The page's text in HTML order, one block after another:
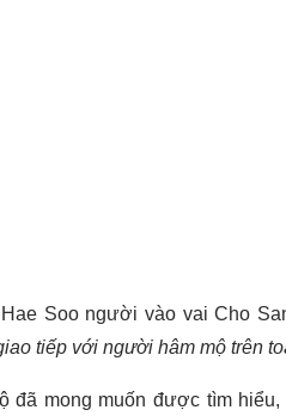
Soo người vào vai Cho
tiếp với người hâm mộ trên
đã mong muốn được tìm